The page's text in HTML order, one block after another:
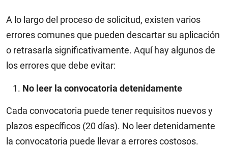
A lo largo del proceso de solicitud, existen varios
errores comunes que pueden descartar su aplicación
o retrasarla significativamente. Aquí hay algunos de
los errores que debe evitar:
No leer la convocatoria detenidamente
Cada convocatoria puede tener requisitos nuevos y
plazos específicos (20 días). No leer detenidamente
la convocatoria puede llevar a errores costosos.